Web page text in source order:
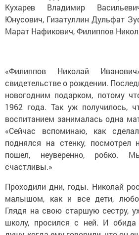
Кухарев Владимир
Юнусович, Гизатуллин Дульфат
Марат Нафикович, Филиппов
«Филиппов Николай
свидетельстве о рождении.
новогодним подарком, потому
1962 года. Так уж получилось,
воспитанием занималась одна
«Сейчас вспоминаю, как
поднялся на стенку, посмотрел
пошел, неуверенно,
счастливы.»
Проходили дни, годы. Николай
малышом, как и все дети,
Глядя на свою старшую сестру,
школу, просился с ней. И обида